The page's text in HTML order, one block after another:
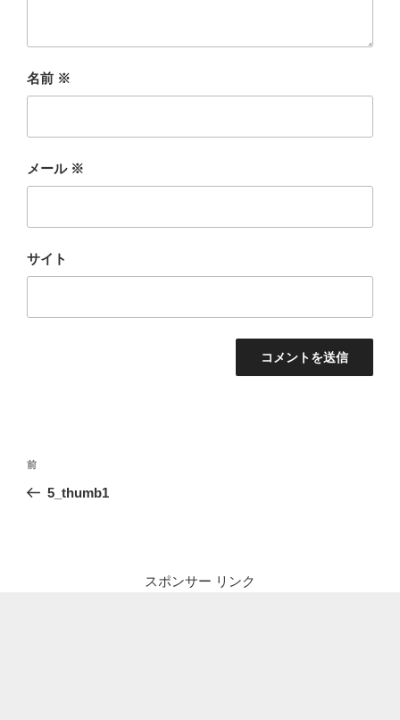
名前 ※
メール ※
サイト
投
ナ
前
の
前
5_thumb1
スポンサー リンク